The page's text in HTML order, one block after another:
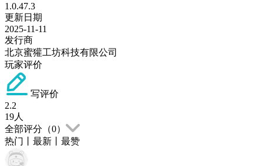
1.0.47.3
更新日期
2025-11-11
发行商
北京蜜獾工坊科技有限公司
玩家评价
写评价
2.2
19人
全部评分（0）
热门
最新 最赞